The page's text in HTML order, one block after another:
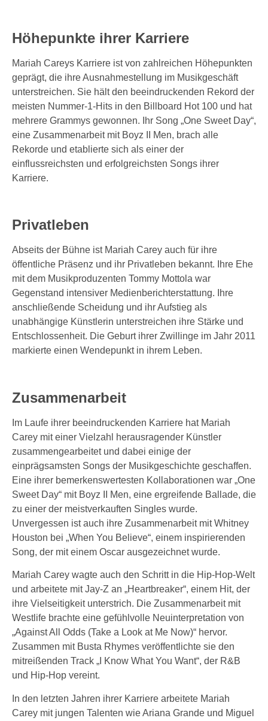
Höhepunkte ihrer Karriere
Mariah Careys Karriere ist von zahlreichen Höhepunkten
geprägt, die ihre Ausnahmestellung im Musikgeschäft
unterstreichen. Sie hält den beeindruckenden Rekord der
meisten Nummer-1-Hits in den Billboard Hot 100 und hat
mehrere Grammys gewonnen. Ihr Song „One Sweet Day“,
eine Zusammenarbeit mit Boyz II Men, brach alle
Rekorde und etablierte sich als einer der
einflussreichsten und erfolgreichsten Songs ihrer
Karriere.
Privatleben
Abseits der Bühne ist Mariah Carey auch für ihre
öffentliche Präsenz und ihr Privatleben bekannt. Ihre Ehe
mit dem Musikproduzenten Tommy Mottola war
Gegenstand intensiver Medienberichterstattung. Ihre
anschließende Scheidung und ihr Aufstieg als
unabhängige Künstlerin unterstreichen ihre Stärke und
Entschlossenheit. Die Geburt ihrer Zwillinge im Jahr 2011
markierte einen Wendepunkt in ihrem Leben.
Zusammenarbeit
Im Laufe ihrer beeindruckenden Karriere hat Mariah
Carey mit einer Vielzahl herausragender Künstler
zusammengearbeitet und dabei einige der
einprägsamsten Songs der Musikgeschichte geschaffen.
Eine ihrer bemerkenswertesten Kollaborationen war „One
Sweet Day“ mit Boyz II Men, eine ergreifende Ballade, die
zu einer der meistverkauften Singles wurde.
Unvergessen ist auch ihre Zusammenarbeit mit Whitney
Houston bei „When You Believe“, einem inspirierenden
Song, der mit einem Oscar ausgezeichnet wurde.
Mariah Carey wagte auch den Schritt in die Hip-Hop-Welt
und arbeitete mit Jay-Z an „Heartbreaker“, einem Hit, der
ihre Vielseitigkeit unterstrich. Die Zusammenarbeit mit
Westlife brachte eine gefühlvolle Neuinterpretation von
„Against All Odds (Take a Look at Me Now)“ hervor.
Zusammen mit Busta Rhymes veröffentlichte sie den
mitreißenden Track „I Know What You Want“, der R&B
und Hip-Hop vereint.
In den letzten Jahren ihrer Karriere arbeitete Mariah
Carey mit jungen Talenten wie Ariana Grande und Miguel